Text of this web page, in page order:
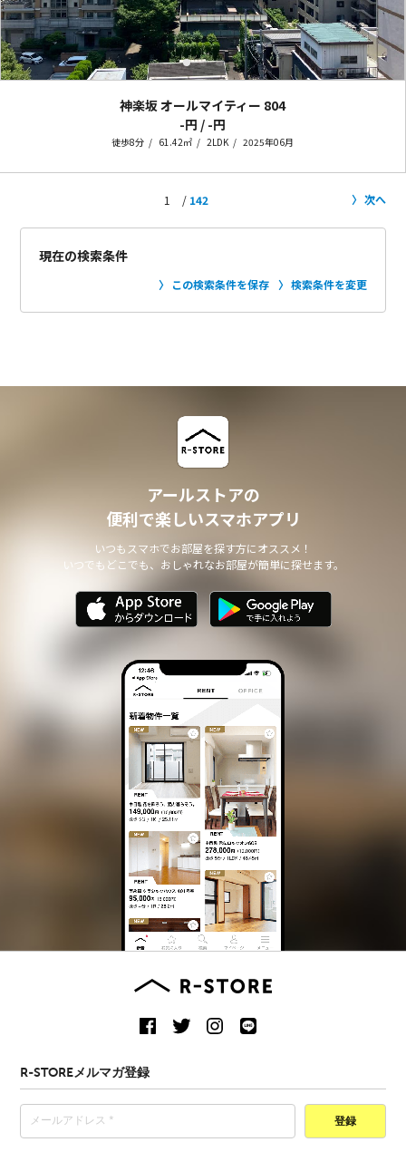
神楽坂 オールマイティー 804
-円 / -円
徒歩8分 61.42㎡ 2LDK 2025年06月
1 142 次へ
現在の検索条件
検索条件を変更
この検索条件を保存
アールストアの
便利で楽しいスマホアプリ
いつもスマホでお部屋を探す方にオススメ！
いつでもどこでも、おしゃれなお部屋が簡単に探せます。
R-STOREメルマガ登録
登録